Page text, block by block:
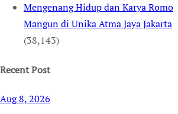
Mengenang Hidup dan Karya Romo
Mangun di Unika Atma Jaya Jakarta
(38,143)
Recent Post
Aug 8, 2026